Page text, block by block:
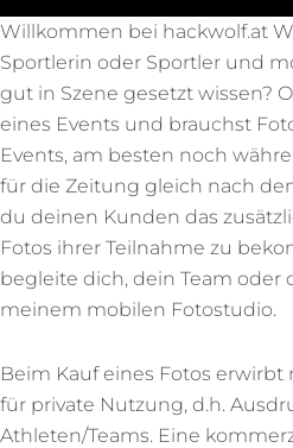
Willkommen bei hackwolf.at
Sportlerin oder Sportler und
gut in Szene gesetzt wissen?
eines Events und brauchst
Events, am besten noch
für die Zeitung gleich nach
du deinen Kunden das
Fotos ihrer Teilnahme zu
begleite dich, dein Team oder
meinem mobilen Fotostudio.
Beim Kauf eines Fotos
für private Nutzung, d.h.
Athleten/Teams. Eine